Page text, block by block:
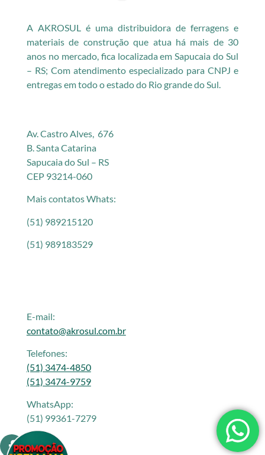
A AKROSUL é uma distribuidora de ferragens e
materiais de construção que atua há mais de 30
anos no mercado, fica localizada em Sapucaia do Sul
– RS; Com atendimento especializado para CNPJ e
entregas em todo o estado do Rio grande do Sul.
Av. Castro Alves, 676
B. Santa Catarina
Sapucaia do Sul – RS
CEP 93214-060
Mais contatos Whats:
(51) 989215120
(51) 989183529
E-mail:
contato@akrosul.com.br
Telefones:
(51) 3474-4850
(51) 3474-9759
WhatsApp:
(51) 99361-7279